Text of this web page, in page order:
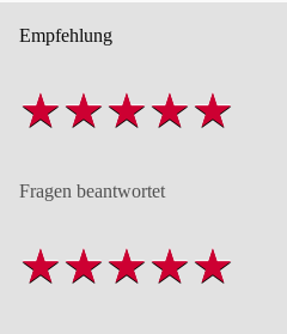
Empfehlung
Fragen beantwortet